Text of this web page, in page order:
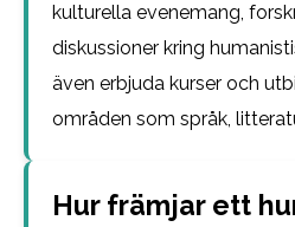
kulturella evenemang,
diskussioner kring
även erbjuda kurser och
områden som språk,
Hur främjar ett